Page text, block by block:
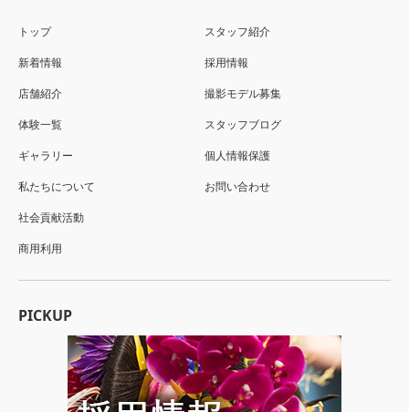
トップ
新着情報
店舗紹介
体験一覧
ギャラリー
私たちについて
社会貢献活動
商用利用
スタッフ紹介
採用情報
撮影モデル募集
スタッフブログ
個人情報保護
お問い合わせ
PICKUP